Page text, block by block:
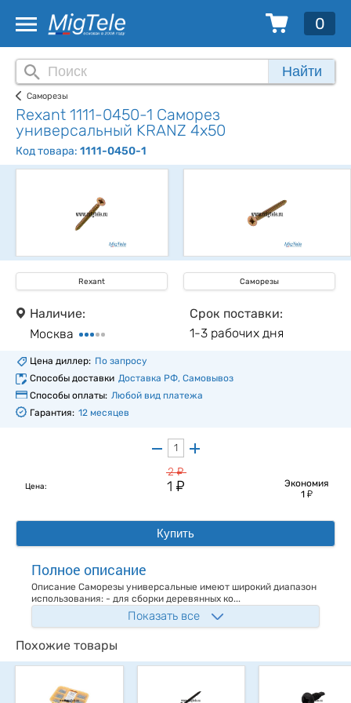
0
Найти
Саморезы
Rexant 1111-0450-1 Саморез
универсальный KRANZ 4х50
Код товара: 1111-0450-1
Rexant Саморезы
Наличие:
Москва
Срок поставки:
1-3 рабочих дня
Цена диллер: По запросу
Способы доставки Доставка РФ, Самовывоз
Способы оплаты: Любой вид платежа
Гарантия: 12 месяцев
Цена:
2у
1 у
Экономия
1 у
Купить
Полное описание
Описание Саморезы универсальные имеют широкий диапазон
использования: - для сборки деревянных ко...
Показать все
Похожие товары